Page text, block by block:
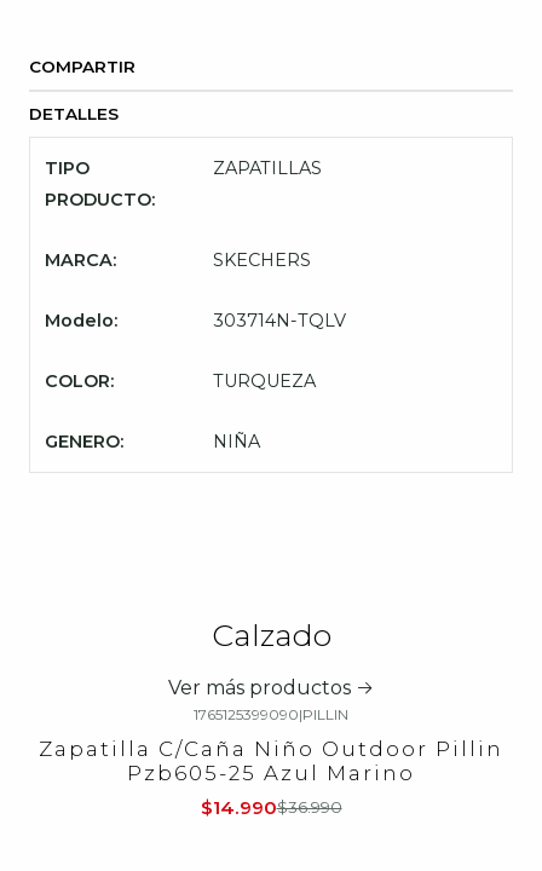
COMPARTIR
DETALLES
TIPO
PRODUCTO:
ZAPATILLAS
MARCA: SKECHERS
Modelo: 303714N-TQLV
COLOR: TURQUEZA
GENERO: NIÑA
Calzado
Ver más productos
OFF
1765125399090|PILLIN
Zapatilla C/Caña Niño Outdoor Pillin
Pzb605-25 Azul Marino
$14.990$36.990